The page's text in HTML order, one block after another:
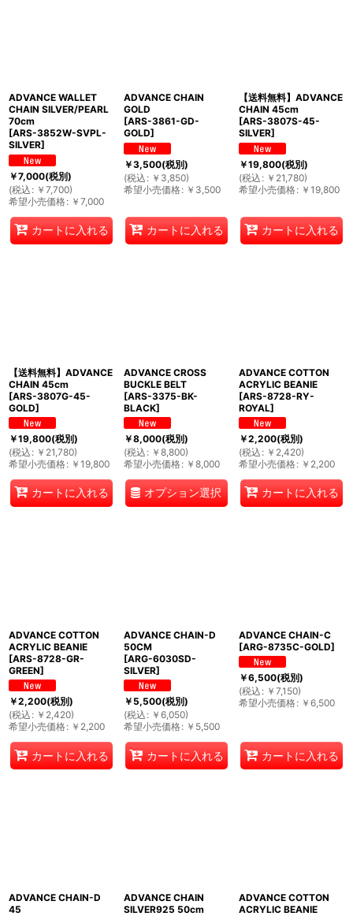
ADVANCE WALLET
CHAIN SILVER/PEARL
70cm
[ARS-3852W-SVPL-
SILVER]
￥7,000(税別)
(税込 : ￥ 7,700)
希望小売価格: ￥ 7,000
カートに入れる
ADVANCE CHAIN
GOLD
[ARS-3861-GD-
GOLD]
￥3,500(税別)
(税込 : ￥ 3,850)
希望小売価格: ￥ 3,500
カートに入れる
【送料無料】ADVANCE
CHAIN 45cm
[ARS-3807S-45-
SILVER]
￥19,800(税別)
(税込 : ￥ 21,780)
希望小売価格: ￥ 19,800
カートに入れる
【送料無料】ADVANCE
CHAIN 45cm
[ARS-3807G-45-
GOLD]
￥19,800(税別)
(税込 : ￥ 21,780)
希望小売価格: ￥ 19,800
カートに入れる
ADVANCE CROSS
BUCKLE BELT
[ARS-3375-BK-
BLACK]
￥8,000(税別)
(税込 : ￥ 8,800)
希望小売価格: ￥ 8,000
オプション選択
ADVANCE COTTON
ACRYLIC BEANIE
[ARS-8728-RY-
ROYAL]
￥2,200(税別)
(税込 : ￥ 2,420)
希望小売価格: ￥ 2,200
カートに入れる
ADVANCE COTTON
ACRYLIC BEANIE
[ARS-8728-GR-
GREEN]
￥2,200(税別)
(税込 : ￥ 2,420)
希望小売価格: ￥ 2,200
カートに入れる
ADVANCE CHAIN-D
50CM
[ARG-6030SD-
SILVER]
￥5,500(税別)
(税込 : ￥ 6,050)
希望小売価格: ￥ 5,500
カートに入れる
ADVANCE CHAIN-C
[ARG-8735C-GOLD]
￥6,500(税別)
(税込 : ￥ 7,150)
希望小売価格: ￥ 6,500
カートに入れる
ADVANCE CHAIN-D
45
ADVANCE CHAIN
SILVER925 50cm
ADVANCE COTTON
ACRYLIC BEANIE